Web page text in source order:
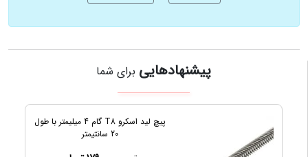
پیشنهادهایی برای شما
پیچ لید اسکرو T8 گام 4 میلیمتر با طول